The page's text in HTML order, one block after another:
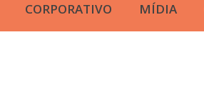
CORPORATIVO MÍDIA